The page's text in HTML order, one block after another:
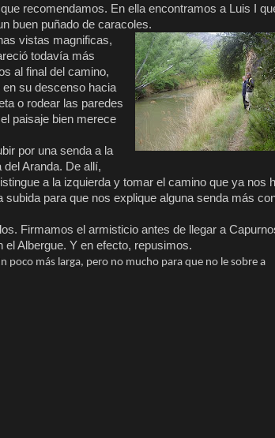
recomendamos. En ella encontramos a Luis I
buen puñado de caracoles.
vistas magnificas,
todavía más
al final del camino,
su descenso hacia
o rodear las paredes
paisaje bien merece
por una senda a la
Aranda. De allí,
a la izquierda y tomar el camino que ya nos
para que nos explique alguna senda más
Firmamos el armisticio antes de llegar a
Albergue. Y en efecto, repusimos.
poco más larga, pero no mucho para que no le sobre a